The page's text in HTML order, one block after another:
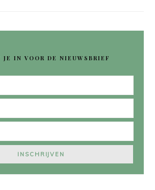
JE IN VOOR DE NIEUWSBRIEF